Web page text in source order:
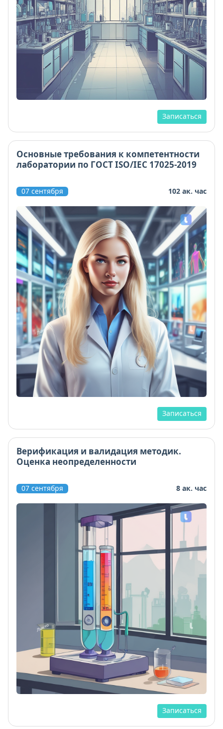
Записаться
Основные требования к компетентности
лаборатории по ГОСТ ISO/IEC 17025-2019
07 сентября 102 ак. час
Записаться
Верификация и валидация методик.
Оценка неопределенности
07 сентября 8 ак. час
Записаться